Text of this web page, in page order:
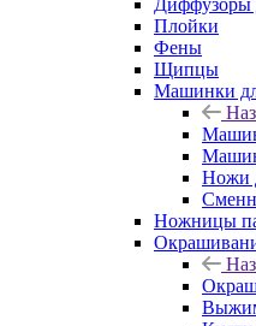
Диффузоры
Плойки
Фены
Щипцы
Машинки
Ножи
Ножницы